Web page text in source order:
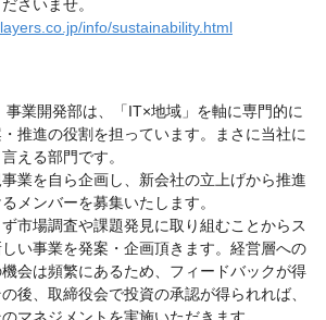
さいませ。
info/sustainability.html
事業開発部は、「IT×地域」を軸に専門的に
推進の役割を担っています。まさに当社に
える部門です。
業を自ら企画し、新会社の立上げから推進
メンバーを募集いたします。
市場調査や課題発見に取り組むことからス
い事業を発案・企画頂きます。経営層への
会は頻繁にあるため、フィードバックが得
後、取締役会で投資の承認が得られれば、